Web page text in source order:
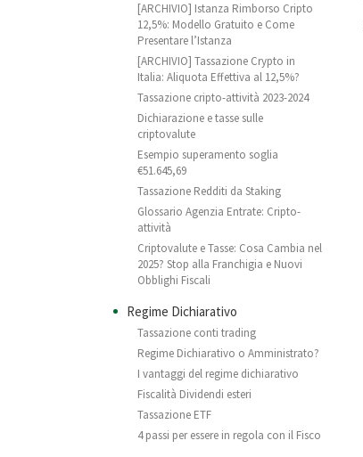
[ARCHIVIO] Istanza Rimborso Cripto
12,5%: Modello Gratuito e Come
Presentare l’Istanza
[ARCHIVIO] Tassazione Crypto in
Italia: Aliquota Effettiva al 12,5%?
Tassazione cripto-attività 2023-2024
Dichiarazione e tasse sulle
criptovalute
Esempio superamento soglia
€51.645,69
Tassazione Redditi da Staking
Glossario Agenzia Entrate: Cripto-
attività
Criptovalute e Tasse: Cosa Cambia nel
2025? Stop alla Franchigia e Nuovi
Obblighi Fiscali
Regime Dichiarativo
Tassazione conti trading
Regime Dichiarativo o Amministrato?
I vantaggi del regime dichiarativo
Fiscalità Dividendi esteri
Tassazione ETF
4 passi per essere in regola con il Fisco